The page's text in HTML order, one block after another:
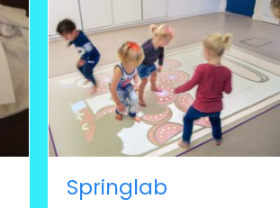
Springlab